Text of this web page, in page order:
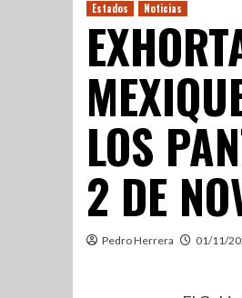
Estados Noticias
LOS
2 DE
Pedro Herrera 01/11/